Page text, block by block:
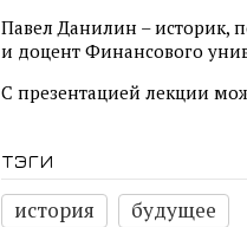
Павел Данилин – историк,
и доцент Финансового
С презентацией лекции
тэги
история
будущее